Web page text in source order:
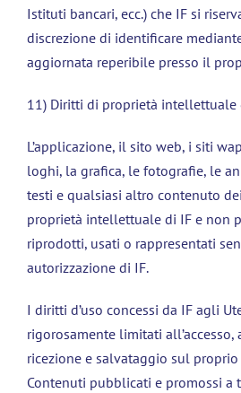
Istituti bancari, ecc.) che IF si
discrezione di identificare
aggiornata reperibile presso il
11) Diritti di proprietà intellettuale
L’applicazione, il sito web, i siti
loghi, la grafica, le fotografie, le
testi e qualsiasi altro contenuto
proprietà intellettuale di IF e non
riprodotti, usati o rappresentati
autorizzazione di IF.
I diritti d’uso concessi da IF agli
rigorosamente limitati all’accesso,
ricezione e salvataggio sul
Contenuti pubblicati e promossi a